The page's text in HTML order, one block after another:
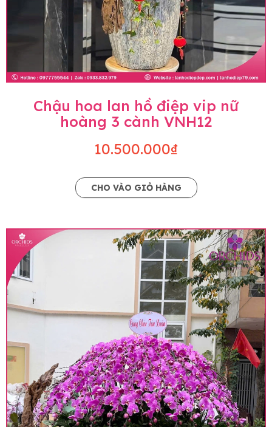
Chậu hoa lan hồ điệp vip nữ
hoàng 3 cành VNH12
10.500.000₫
CHO VÀO GIỎ HÀNG